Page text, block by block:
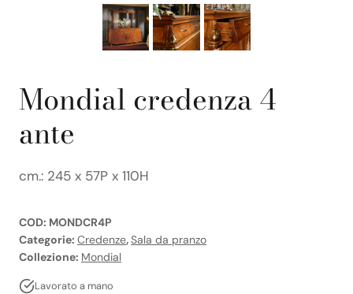
Mondial credenza 4
ante
cm.: 245 x 57P x 110H
COD: MONDCR4P
Categorie: Credenze,Sala da pranzo
Collezione: Mondial
Lavorato a mano